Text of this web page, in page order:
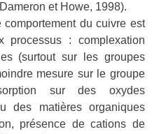
et Howe, 1998).
du cuivre est
processus : complexation
(surtout sur les groupes
mesure sur le groupe
sur des oxydes
des matières organiques
présence de cations de